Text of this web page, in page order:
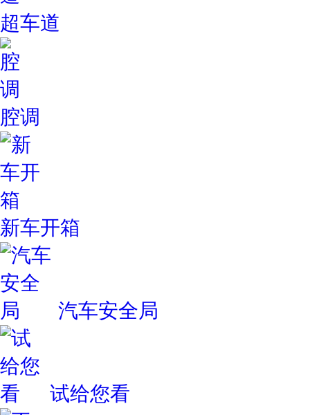
超车道
腔调
新车开箱
汽车安全局
试给您看